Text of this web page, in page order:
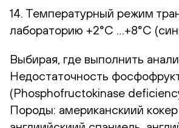
14. Температурный режим
лабораторию +2°С …+8°С
Выбирая, где выполнить
Недостаточность
(Phosphofructokinase
Породы: американскиий кокер